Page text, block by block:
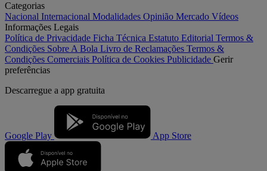
Categorias
Nacional Internacional Modalidades Opinião Mercado Vídeos
Informações Legais
Política de Privacidade Ficha Técnica Estatuto Editorial Termos &
Condições Sobre A Bola Livro de Reclamações Termos &
Condições Comerciais Política de Cookies Publicidade Gerir
preferências
Descarregue a app gratuita
Google Play App Store